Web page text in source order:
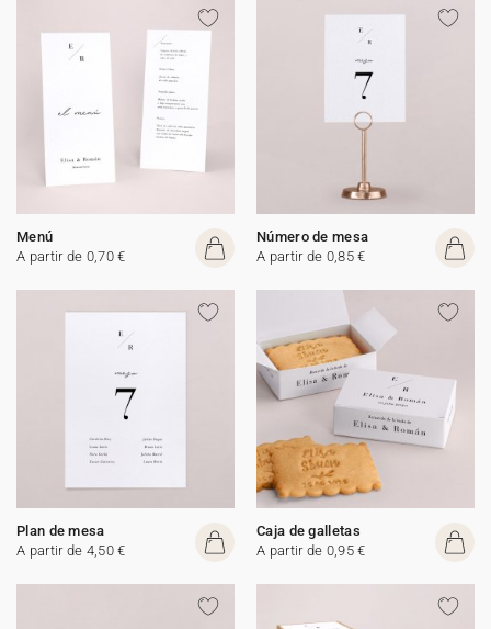
Menú
A partir de 0,70 €
Número de mesa
A partir de 0,85 €
Plan de mesa
A partir de 4,50 €
Caja de galletas
A partir de 0,95 €